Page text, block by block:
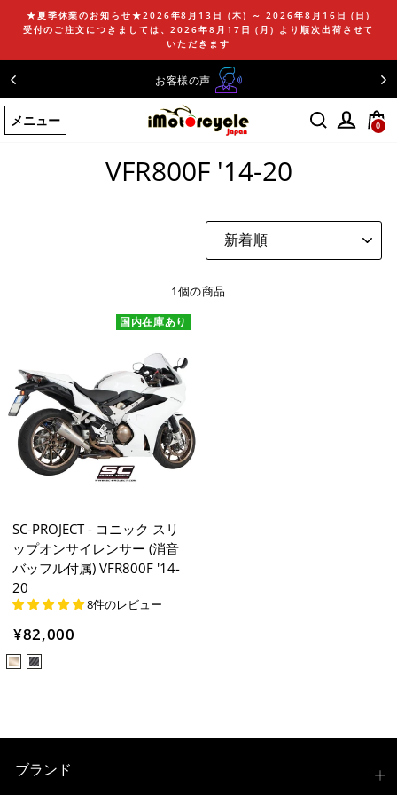
ン
ツ
に
ス
キ
★夏季休業のお知らせ★2026年8月13日 (木) ～ 2026年8月16日 (日)
受付のご注文につきましては、2026年8月17日 (月) より順次出荷させて
いただきます
お客様の声
メニュー 0
ホームページ /VFR800F '14-20
VFR800F '14-20
並
替
1個の商品
国内在庫あり
SC-PROJECT - コニック スリ
ップオンサイレンサー (消音
バッフル付属) VFR800F '14-
20
8件のレビュー
¥82,000
ブランド